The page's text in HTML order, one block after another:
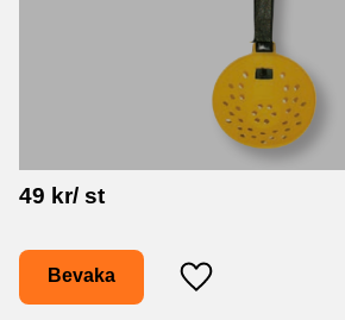
49 kr/ st
Lägg till i favoriter
Bevaka